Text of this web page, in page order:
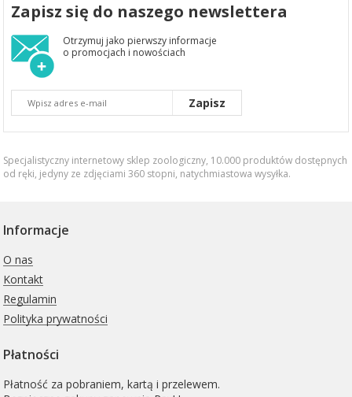
Zapisz się do naszego newslettera
Otrzymuj jako pierwszy informacje
o promocjach i nowościach
Zapisz
Specjalistyczny internetowy sklep zoologiczny, 10.000 produktów dostępnych
od ręki, jedyny ze zdjęciami 360 stopni, natychmiastowa wysyłka.
Informacje
O nas
Kontakt
Regulamin
Polityka prywatności
Płatności
Płatność za pobraniem, kartą i przelewem.